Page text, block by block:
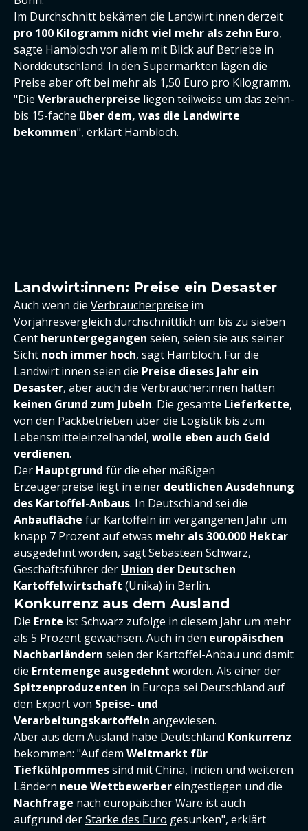
Im Durchschnitt bekämen die Landwirt:innen derzeit
pro 100 Kilogramm nicht viel mehr als zehn Euro,
sagte Hambloch vor allem mit Blick auf Betriebe in
Norddeutschland. In den Supermärkten lägen die
Preise aber oft bei mehr als 1,50 Euro pro Kilogramm.
"Die Verbraucherpreise liegen teilweise um das zehn-
bis 15-fache über dem, was die Landwirte
bekommen", erklärt Hambloch.
Landwirt:innen: Preise ein Desaster
Auch wenn die Verbraucherpreise im
Vorjahresvergleich durchschnittlich um bis zu sieben
Cent heruntergegangen seien, seien sie aus seiner
Sicht noch immer hoch, sagt Hambloch. Für die
Landwirt:innen seien die Preise dieses Jahr ein
Desaster, aber auch die Verbraucher:innen hätten
keinen Grund zum Jubeln. Die gesamte Lieferkette,
von den Packbetrieben über die Logistik bis zum
Lebensmitteleinzelhandel, wolle eben auch Geld
verdienen.
Der Hauptgrund für die eher mäßigen
Erzeugerpreise liegt in einer deutlichen Ausdehnung
des Kartoffel-Anbaus. In Deutschland sei die
Anbaufläche für Kartoffeln im vergangenen Jahr um
knapp 7 Prozent auf etwas mehr als 300.000 Hektar
ausgedehnt worden, sagt Sebastean Schwarz,
Geschäftsführer der Union der Deutschen
Kartoffelwirtschaft (Unika) in Berlin.
Konkurrenz aus dem Ausland
Die Ernte ist Schwarz zufolge in diesem Jahr um mehr
als 5 Prozent gewachsen. Auch in den europäischen
Nachbarländern seien der Kartoffel-Anbau und damit
die Erntemenge ausgedehnt worden. Als einer der
Spitzenproduzenten in Europa sei Deutschland auf
den Export von Speise- und
Verarbeitungskartoffeln angewiesen.
Aber aus dem Ausland habe Deutschland Konkurrenz
bekommen: "Auf dem Weltmarkt für
Tiefkühlpommessind mit China, Indien und weiteren
Ländern neue Wettbewerbereingestiegen und die
Nachfrage nach europäischer Ware ist auch
aufgrund derStärke des Euro gesunken", erklärt